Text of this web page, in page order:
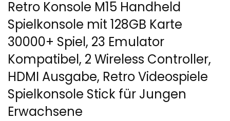
Retro Konsole M15 Handheld
Spielkonsole mit 128GB Karte
30000+ Spiel, 23 Emulator
Kompatibel, 2 Wireless Controller,
HDMI Ausgabe, Retro Videospiele
Spielkonsole Stick für Jungen
Erwachsene